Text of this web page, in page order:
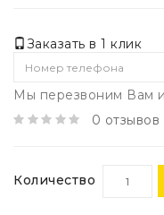
Заказать в 1 клик
Мы перезвоним Вам
0 отзывов
Количество